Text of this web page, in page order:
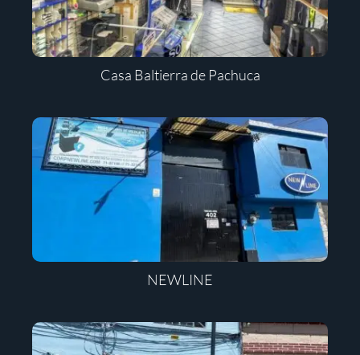
Casa Baltierra de Pachuca
NEWLINE